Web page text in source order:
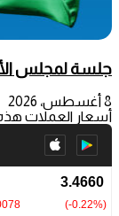
جلسة لمجلس
8 أغسطس، 2026
أسعار العملات